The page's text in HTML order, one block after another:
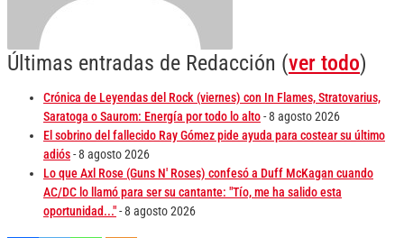
Últimas entradas de Redacción (ver todo)
Crónica de Leyendas del Rock (viernes) con In Flames, Stratovarius,
Saratoga o Saurom: Energía por todo lo alto- 8 agosto 2026
El sobrino del fallecido Ray Gómez pide ayuda para costear su último
adiós- 8 agosto 2026
Lo que Axl Rose (Guns N' Roses) confesó a Duff McKagan cuando
AC/DC lo llamó para ser su cantante: "Tío, me ha salido esta
oportunidad..."- 8 agosto 2026